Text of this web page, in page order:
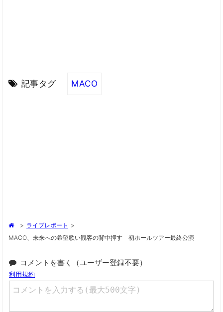
記事タグ MACO
> ライブレポート >
MACO、未来への希望歌い観客の背中押す 初ホールツアー最終公演
コメントを書く（ユーザー登録不要）